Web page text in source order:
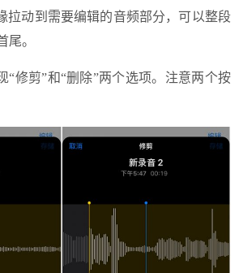
拉动到需要编辑的音频部分，可以整段
尾。
“修剪”和“删除”两个选项。注意两个按